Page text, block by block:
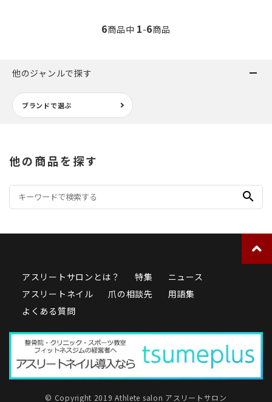
6商品中 1-6商品
他のジャンルで探す
ブランドで選ぶ
他の商品を探す
search
アスリートサロンとは？ 特集
ニュース
アスリートネイル
爪の相談先
用語集
よくある質問
© Copyright 2019 Athlete salon アスリートサロン